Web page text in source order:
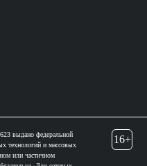
выдано федеральной
технологий и массовых
или частичном
16+